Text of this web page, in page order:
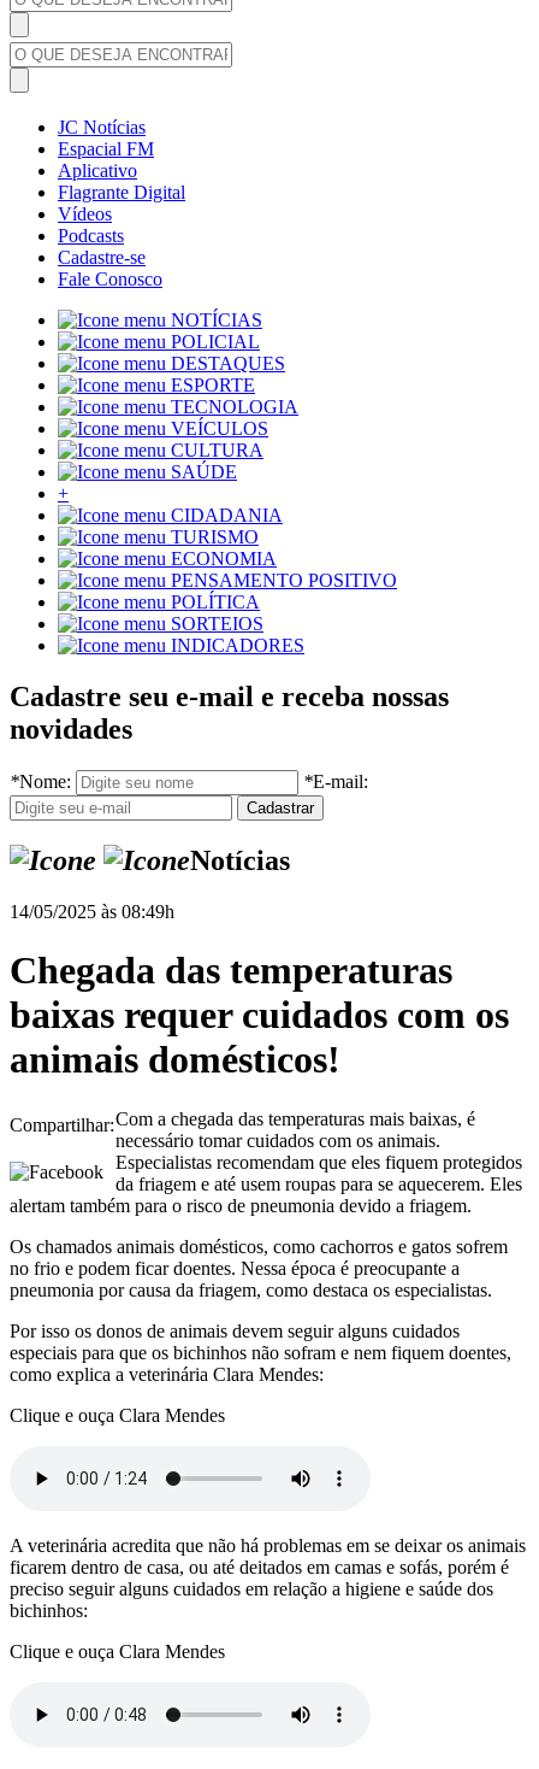
JC Notícias
Espacial FM
Aplicativo
Flagrante Digital
Vídeos
Podcasts
Cadastre-se
Fale Conosco
NOTÍCIAS
POLICIAL
DESTAQUES
ESPORTE
TECNOLOGIA
VEÍCULOS
CULTURA
SAÚDE
+
CIDADANIA
TURISMO
ECONOMIA
PENSAMENTO POSITIVO
POLÍTICA
SORTEIOS
INDICADORES
Cadastre seu e-mail e receba nossas
novidades
*Nome: *E-mail:
Notícias
14/05/2025 às 08:49h
Chegada das temperaturas
baixas requer cuidados com os
animais domésticos!
Compartilhar:Com a chegada das temperaturas mais baixas, é
necessário tomar cuidados com os animais.
Especialistas recomendam que eles fiquem protegidos
da friagem e até usem roupas para se aquecerem. Eles
alertam também para o risco de pneumonia devido a friagem.
Os chamados animais domésticos, como cachorros e gatos sofrem
no frio e podem ficar doentes. Nessa época é preocupante a
pneumonia por causa da friagem, como destaca os especialistas.
Por isso os donos de animais devem seguir alguns cuidados
especiais para que os bichinhos não sofram e nem fiquem doentes,
como explica a veterinária Clara Mendes:
Clique e ouça Clara Mendes
A veterinária acredita que não há problemas em se deixar os animais
ficarem dentro de casa, ou até deitados em camas e sofás, porém é
preciso seguir alguns cuidados em relação a higiene e saúde dos
bichinhos:
Clique e ouça Clara Mendes